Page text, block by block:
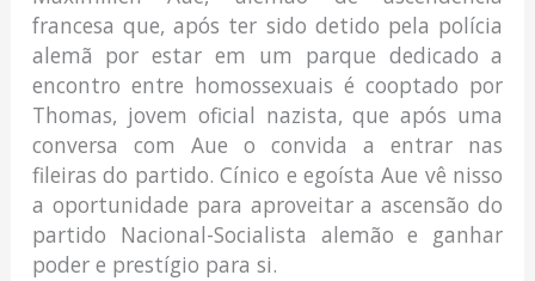
francesa que, após ter sido detido pela polícia
alemã por estar em um parque dedicado a
encontro entre homossexuais é cooptado por
Thomas, jovem oficial nazista, que após uma
conversa com Aue o convida a entrar nas
fileiras do partido. Cínico e egoísta Aue vê nisso
a oportunidade para aproveitar a ascensão do
partido Nacional-Socialista alemão e ganhar
poder e prestígio para si.